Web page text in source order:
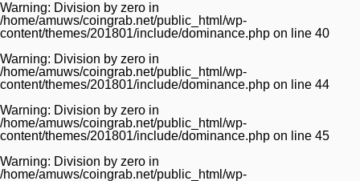
Warning: Division by zero in
/home/amuws/coingrab.net/public_html/wp-
content/themes/201801/include/dominance.php on line 40
Warning: Division by zero in
/home/amuws/coingrab.net/public_html/wp-
content/themes/201801/include/dominance.php on line 44
Warning: Division by zero in
/home/amuws/coingrab.net/public_html/wp-
content/themes/201801/include/dominance.php on line 45
Warning: Division by zero in
/home/amuws/coingrab.net/public_html/wp-